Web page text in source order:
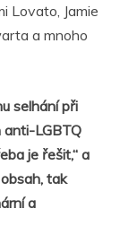
Lovato, Jamie
a mnoho
selhání při
LGBTQ
je řešit,“ a
tak
a